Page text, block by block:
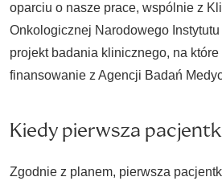
oparciu o nasze prace, wspólnie z
Onkologicznej Narodowego
projekt badania klinicznego, na
finansowanie z Agencji Badań
Kiedy pierwsza
Zgodnie z planem, pierwsza